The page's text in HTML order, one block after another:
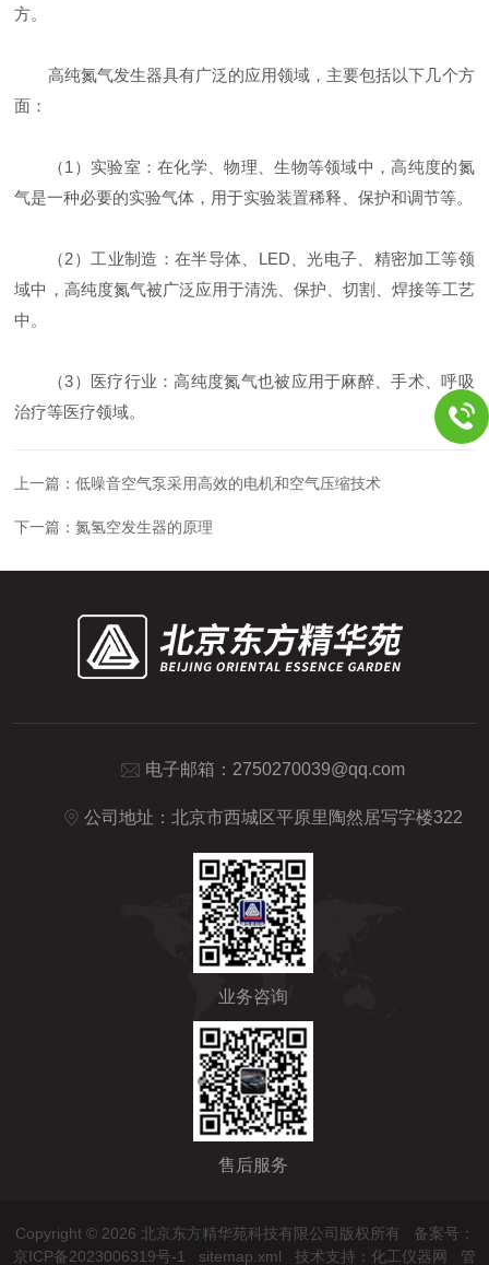
方。
高纯氮气发生器具有广泛的应用领域，主要包括以下几个方
面：
（1）实验室：在化学、物理、生物等领域中，高纯度的氮
气是一种必要的实验气体，用于实验装置稀释、保护和调节等。
（2）工业制造：在半导体、LED、光电子、精密加工等领
域中，高纯度氮气被广泛应用于清洗、保护、切割、焊接等工艺
中。
（3）医疗行业：高纯度氮气也被应用于麻醉、手术、呼吸
治疗等医疗领域。
上一篇：低噪音空气泵采用高效的电机和空气压缩技术
下一篇：氮氢空发生器的原理
电子邮箱： 2750270039@qq.com
公司地址：北京市西城区平原里陶然居写字楼322
业务咨询
售后服务
Copyright © 2026 北京东方精华苑科技有限公司版权所有 备案号：
京ICP备2023006319号-1
sitemap.xml 技术支持： 化工仪器网 管